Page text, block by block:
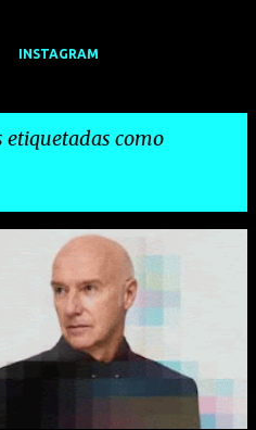
INSTAGRAM
etiquetadas como